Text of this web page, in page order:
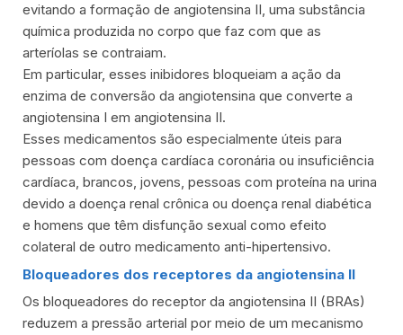
evitando a formação de angiotensina II, uma substância
química produzida no corpo que faz com que as
arteríolas se contraiam.
Em particular, esses inibidores bloqueiam a ação da
enzima de conversão da angiotensina que converte a
angiotensina I em angiotensina II.
Esses medicamentos são especialmente úteis para
pessoas com doença cardíaca coronária ou insuficiência
cardíaca, brancos, jovens, pessoas com proteína na urina
devido a doença renal crônica ou doença renal diabética
e homens que têm disfunção sexual como efeito
colateral de outro medicamento anti-hipertensivo.
Bloqueadores dos receptores da angiotensina II
Os bloqueadores do receptor da angiotensina II (BRAs)
reduzem a pressão arterial por meio de um mecanismo